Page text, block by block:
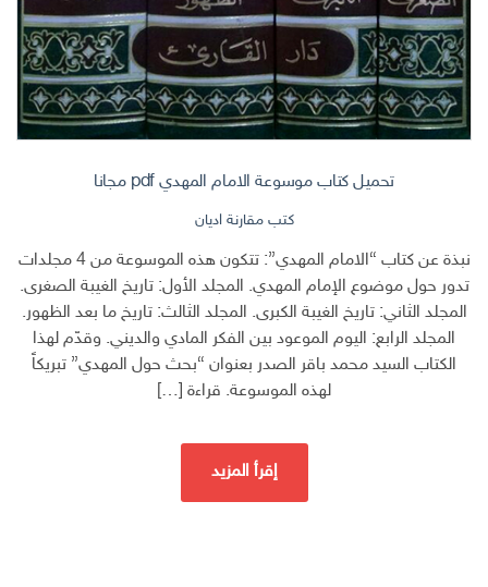
تحميل كتاب موسوعة الامام المهدي pdf مجانا
كتب مقارنة اديان
نبذة عن كتاب “الامام المهدي”: تتكون هذه الموسوعة من 4 مجلدات
تدور حول موضوع الإمام المهدي. المجلد الأول: تاريخ الغيبة الصغرى.
المجلد الثاني: تاريخ الغيبة الكبرى. المجلد الثالث: تاريخ ما بعد الظهور.
المجلد الرابع: اليوم الموعود بين الفكر المادي والديني. وقدّم لهذا
الكتاب السيد محمد باقر الصدر بعنوان “بحث حول المهدي” تبريكاً
لهذه الموسوعة. قراءة […]
إقرأ المزيد